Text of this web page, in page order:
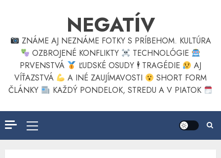
NEGATÍV
ZNÁME AJ NEZNÁME FOTKY S PRÍBEHOM. KULTÚRA
OZBROJENÉ KONFLIKTY
TECHNOLÓGIE
PRVENSTVÁ
ĽUDSKÉ OSUDY 🕴TRAGÉDIE
AJ
VÍŤAZSTVÁ
A INÉ ZAUJÍMAVOSTI
SHORT FORM
ČLÁNKY
KAŽDÝ PONDELOK, STREDU A V PIATOK
Primary
Menu